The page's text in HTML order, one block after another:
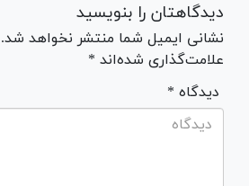
دیدگاهتان را بنویسید
نشانی ایمیل شما منتشر نخواهد
علامت‌گذاری شده‌اند *
* دیدگاه